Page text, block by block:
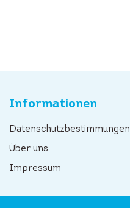
Informationen
Datenschutzbestimmungen
Über uns
Impressum